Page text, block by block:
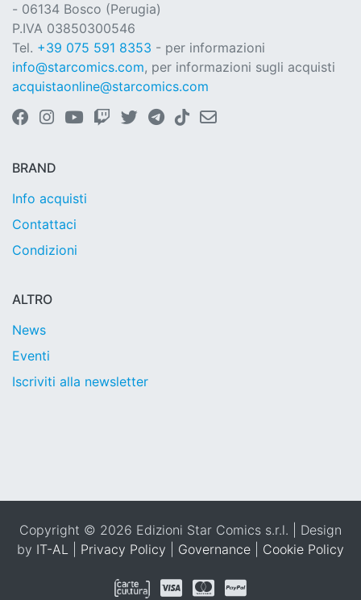
- 06134 Bosco (Perugia)
P.IVA 03850300546
Tel. +39 075 591 8353 - per informazioni
info@starcomics.com, per informazioni sugli acquisti
acquistaonline@starcomics.com
BRAND
Info acquisti
Contattaci
Condizioni
ALTRO
News
Eventi
Iscriviti alla newsletter
Copyright © 2026 Edizioni Star Comics s.r.l. | Design
by IT-AL Privacy Policy Governance Cookie Policy